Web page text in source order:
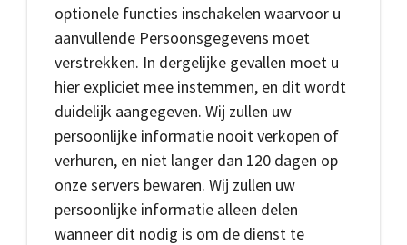
optionele functies inschakelen waarvoor u
aanvullende Persoonsgegevens moet
verstrekken. In dergelijke gevallen moet u
hier expliciet mee instemmen, en dit wordt
duidelijk aangegeven. Wij zullen uw
persoonlijke informatie nooit verkopen of
verhuren, en niet langer dan 120 dagen op
onze servers bewaren. Wij zullen uw
persoonlijke informatie alleen delen
wanneer dit nodig is om de dienst te